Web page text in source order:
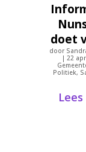
doet
door
| 22
Politiek,